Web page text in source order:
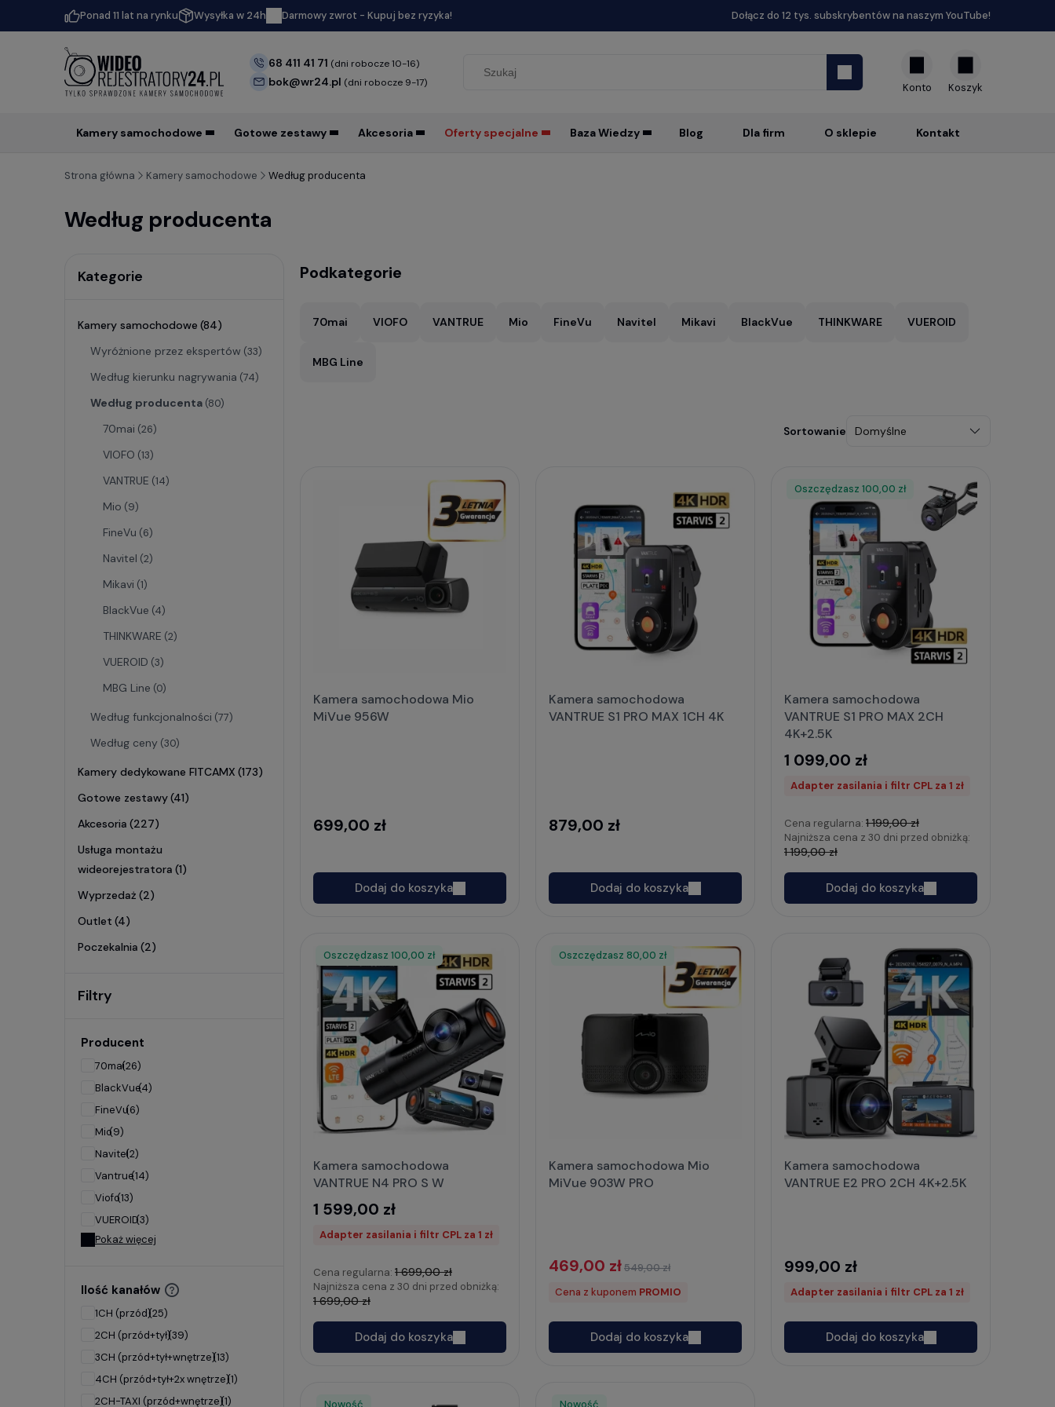
Ponad 11 lat na rynku Wysyłka w 24h Darmowy zwrot - Kupuj bez ryzyka! Dołącz do 12 tys. subskrybentów na naszym YouTube!
68 411 41 71 (dni robocze 10-16)
bok@wr24.pl (dni robocze 9-17) Konto
Kamery samochodowe Gotowe zestawy Akcesoria Oferty specjalne Baza Wiedzy Blog Dla firm O sklepie Kontakt
Strona główna Kamery samochodowe Według producenta
Według producenta
Kategorie
Kamery samochodowe (84)
Wyróżnione przez ekspertów (33)
Według kierunku nagrywania (74)
Według producenta (80)
70mai (26)
VIOFO (13)
VANTRUE (14)
Mio (9)
FineVu (6)
Navitel (2)
Mikavi (1)
BlackVue (4)
THINKWARE (2)
VUEROID (3)
MBG Line (0)
Według funkcjonalności (77)
Według ceny (30)
Kamery dedykowane FITCAMX (173)
Gotowe zestawy(41)
Akcesoria (227)
Usługa montażu
wideorejestratora (1)
Wyprzedaż (2)
Outlet (4)
Poczekalnia (2)
Filtry
Producent
70mai(26)
BlackVue(4)
FineVu(6)
Mio(9)
Navitel(2)
Vantrue(14)
Viofo(13)
VUEROID(3)
Pokaż więcej
Ilość kanałów
1CH (przód)(25)
2CH (przód+tył)(39)
3CH (przód+tył+wnętrze)(13)
4CH (przód+tył+2x wnętrze)(1)
2CH-TAXI (przód+wnętrze)(1)
Podkategorie
70mai VIOFO VANTRUE Mio FineVu Navitel Mikavi BlackVue THINKWARE VUEROID
MBG Line
Kamera samochodowa Mio
MiVue 956W
699,00 zł
Dodaj do koszyka
Kamera samochodowa
VANTRUE S1 PRO MAX 1CH 4K
879,00 zł
Dodaj do koszyka
Kamera samochodowa
VANTRUE S1 PRO MAX 2CH
4K+2.5K
1 099,00 zł
Adapter zasilania i filtr CPL za 1 zł
Oszczędzasz 100,00 zł
Cena regularna: 1 199,00 zł
Najniższa cena z 30 dni przed obniżką:
1 199,00 zł
Dodaj do koszyka
Rabat
Kamera samochodowa
VANTRUE N4 PRO S W
1 599,00 zł
Adapter zasilania i filtr CPL za 1 zł
Oszczędzasz 100,00 zł
Cena regularna: 1 699,00 zł
Najniższa cena z 30 dni przed obniżką:
1 699,00 zł
Dodaj do koszyka
Rabat
Kamera samochodowa Mio
MiVue 903W PRO
469,00 zł549,00 zł
Cena z kuponem PROMIO
Oszczędzasz 80,00 zł
Dodaj do koszyka
Kamera samochodowa
VANTRUE E2 PRO 2CH 4K+2.5K
999,00 zł
Adapter zasilania i filtr CPL za 1 zł
Dodaj do koszyka
Nowość Nowość